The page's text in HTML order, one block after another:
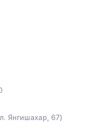
Янгишахар, 67)